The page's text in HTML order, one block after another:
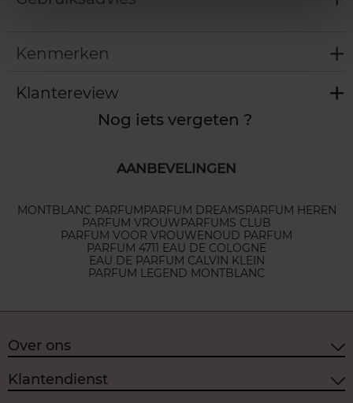
Kenmerken
Klantereview
Nog iets vergeten ?
AANBEVELINGEN
MONTBLANC PARFUMPARFUM DREAMSPARFUM HEREN
PARFUM VROUWPARFUMS CLUB
PARFUM VOOR VROUWENOUD PARFUM
PARFUM 4711 EAU DE COLOGNE
EAU DE PARFUM CALVIN KLEIN
PARFUM LEGEND MONTBLANC
Over ons
Klantendienst